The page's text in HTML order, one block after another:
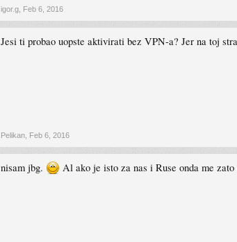
igor.g Feb 6, 2016
Jesi ti probao uopste aktivirati bez VPN-a? Jer na toj
Pelikan Feb 6, 2016
nisam jbg. Al ako je isto za nas i Ruse onda me zato